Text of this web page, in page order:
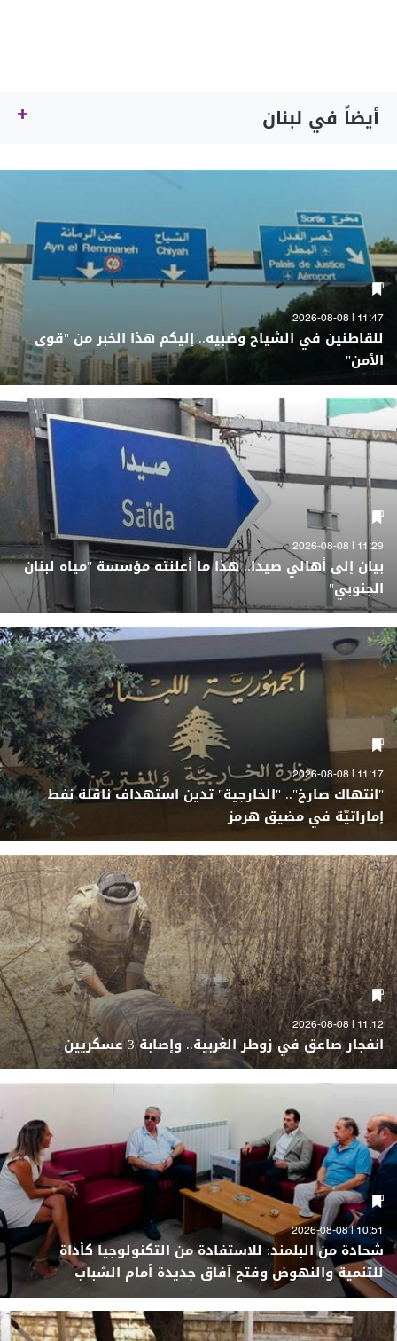
أيضاً في لبنان
11:47 | 2026-08-08
للقاطنين في الشياح وضبيه.. إليكم هذا الخبر من "قوى
الأمن"
11:29 | 2026-08-08
بيان إلى أهالي صيدا.. هذا ما أعلنته مؤسسة "مياه لبنان
الجنوبي"
11:17 | 2026-08-08
"انتهاك صارخ".. "الخارجية" تدين استهداف ناقلة نفط
إماراتيّة في مضيق هرمز
11:12 | 2026-08-08
انفجار صاعق في زوطر الغربية.. وإصابة 3 عسكريين
10:51 | 2026-08-08
شحادة من البلمند: للاستفادة من التكنولوجيا كأداة
للتنمية والنهوض وفتح آفاق جديدة أمام الشباب